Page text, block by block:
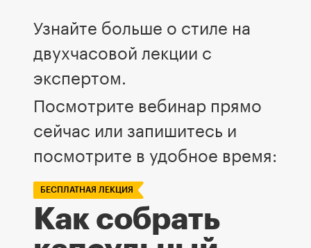
Узнайте больше о стиле на
двухчасовой лекции с
экспертом.
Посмотрите вебинар прямо
сейчас или запишитесь и
посмотрите в удобное время:
БЕСПЛАТНАЯ ЛЕКЦИЯ
Как собрать